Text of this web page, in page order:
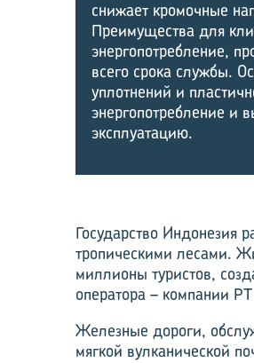
снижает кромочные
Преимущества для
энергопотребление,
всего срока службы.
уплотнений и
энергопотребление и
эксплуатацию.
Государство Индонезия
тропическими лесами.
миллионы туристов,
оператора – компании
Железные дороги,
мягкой вулканической